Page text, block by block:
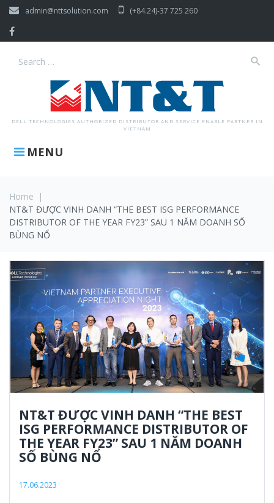
Skip
content
admin@nttsolution.com (+84.24)-37 725 260
DELL TECHNOLOGIES AUTHORIZED DISTRIBUTOR AND SERVICE ENABLE PARTNER IN
VIETNAM
MENU
Search
search
Home
|
NT&T ĐƯỢC VINH DANH “THE BEST ISG PERFORMANCE
DISTRIBUTOR OF THE YEAR FY23” SAU 1 NĂM DOANH SỐ
BÙNG NỔ
NT&T ĐƯỢC VINH DANH “THE BEST
ISG PERFORMANCE DISTRIBUTOR OF
THE YEAR FY23” SAU 1 NĂM DOANH
SỐ BÙNG NỔ
17.06.2023